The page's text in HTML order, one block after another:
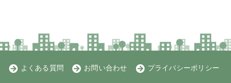
よくある質問 お問い合わせ
プライバシーポリシー